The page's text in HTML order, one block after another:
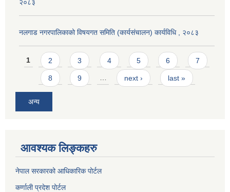
२०८३
नलगाड नगरपालिकाको विषयगत समिति (कार्यसंचालन) कार्यविधि , २०८३
Pages
1 2 3 4 5 6 7
8 9 … next › last »
अन्य
आवश्यक लिङ्कहरु
नेपाल सरकारको आधिकारिक पोर्टल
कर्णाली प्रदेश पोर्टल